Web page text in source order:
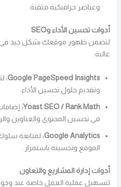
وعناصر جرافيكية متقنة.
أدوات تحسين الأداء وSEO
لتضمن ظهور موقعك بشكل جيد في
عالية:
Google PageSpeed Insights:
وتقديم حلول تحسين الأداء.
Yoast SEO / Rank Math:
في تحسين المحتوى والعناوين
Google Analytics: لمتابعة
الموقع وتحسينه باستمرار.
أدوات إدارة المشاريع والتعاون
لتسهيل عملية العمل خاصة عند